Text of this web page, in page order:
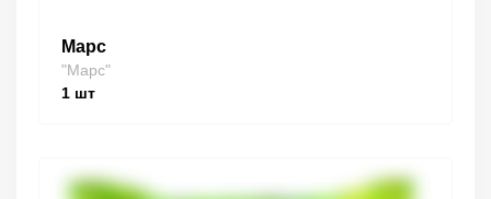
Марс
"Марс"
1 шт